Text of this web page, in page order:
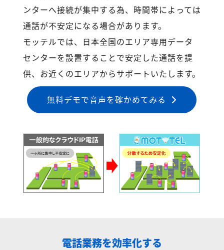
ンターへ接続が集中する為、時間帯によっては
通話が不安定になる場合があります。
モッテルでは、日本全国のエリア専用データ
センターを設置することで安定した通話を提
供、お近くのエリアからサポートいたします。
無料デモで音声を確かめてみる
電話業務を効率化する